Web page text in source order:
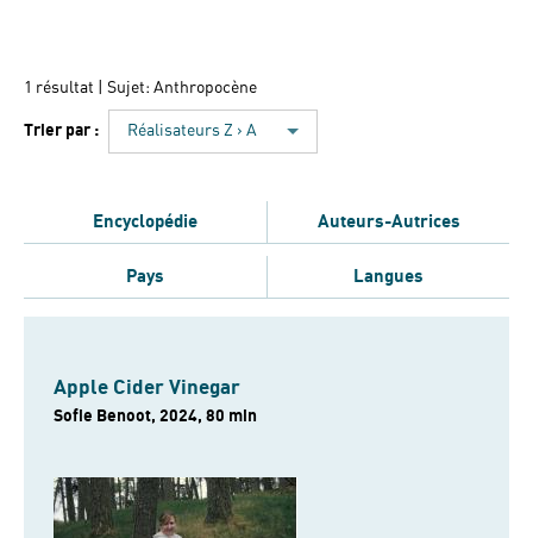
1 résultat | Sujet: Anthropocène
Trier par : Réalisateurs Z › A
Encyclopédie Auteurs-Autrices
Pays Langues
Apple Cider Vinegar
Sofie Benoot, 2024, 80 min